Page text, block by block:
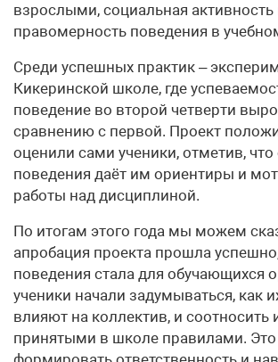
взрослыми, социальная активность
правомерность поведения в
Среди успешных практик –
Кикеринской школе, где
поведение во второй четверти
сравнению с первой. Проект
оценили сами ученики, отметив, что
поведения даёт им ориентиры и
работы над дисциплиной.
По итогам этого года мы можем
апробация проекта прошла
поведения стала для обучающихся
ученики начали задумываться, как
влияют на коллектив, и соотносить
принятыми в школе правилами. Это